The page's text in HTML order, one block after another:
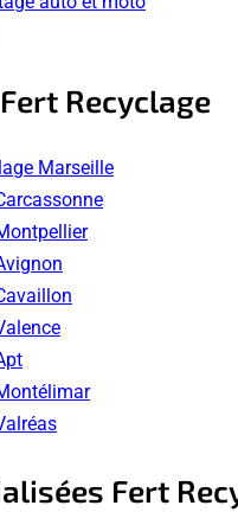
Recyclage
Marseille
Fert